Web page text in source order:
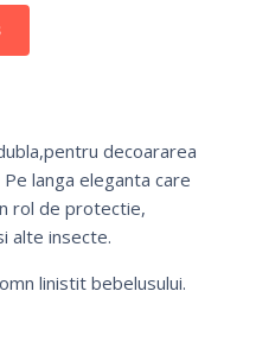
decoararea
langa eleganta care
rol de protectie,
alte insecte.
linistit bebelusului.